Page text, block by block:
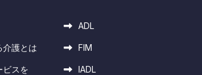
介護とは
ビスを
ADL
FIM
IADL